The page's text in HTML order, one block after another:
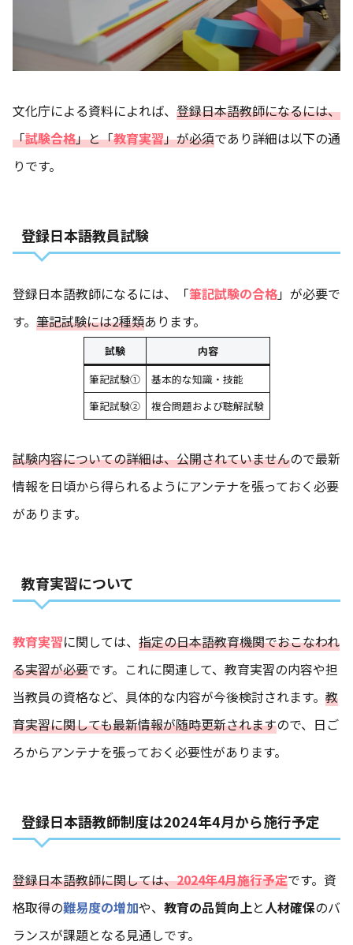
文化庁による資料によれば、 登録日本語教師になるには、
「試験合格」と「教育実習」が必須であり詳細は以下の通
りです。
登録日本語教員試験
登録日本語教師になるには、「筆記試験の合格」が必要で
す。 筆記試験には2種類あります。
試験
内容
筆記試験①
基本的な知識・技能
筆記試験②
複合問題および聴解試験
試験内容についての詳細は、公開されていませんので最新
情報を日頃から得られるようにアンテナを張っておく必要
があります。
教育実習について
教育実習に関しては、 指定の日本語教育機関でおこなわれ
る実習が必要です。これに関連して、教育実習の内容や担
当教員の資格など、具体的な内容が今後検討されます。 教
育実習に関しても最新情報が随時更新されますので、日ご
ろからアンテナを張っておく必要性があります。
登録日本語教師制度は2024年4月から施行予定
登録日本語教師に関しては、2024年4月施行予定です。資
格取得の難易度の増加や、 教育の品質向上と人材確保のバ
ランスが課題となる見通しです。